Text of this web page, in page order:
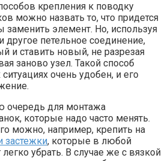
крепления к поводку
можно назвать то, что придется
заменить элемент. Но, используя
петельное соединение,
и ставить новый, не разрезая
заново узел. Такой способ
очень удобен, и его
очередь для монтажа
которые надо часто менять.
можно, например, крепить на
застежки, которые в любой
убрать. В случае же с вязкой